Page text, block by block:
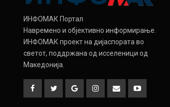
ИНФОМАК Портал
Навремено и објективно информирање.
ИНФОМАК проект на дијаспората во
светот, поддржана од исселеници од
Македонија.